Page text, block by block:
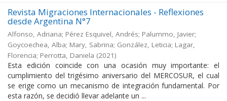
Revista Migraciones Internacionales - Reflexiones
desde Argentina N°7
Alfonso, Adriana; Pérez Esquivel, Andrés; Palummo, Javier;
Goycoechea, Alba; Mary, Sabrina; González, Leticia; Lagar,
Florencia; Perrotta, Daniela (2021)
Esta edición coincide con una ocasión muy importante: el
cumplimiento del trigésimo aniversario del MERCOSUR, el cual
se erige como un mecanismo de integración fundamental. Por
esta razón, se decidió llevar adelante un ...